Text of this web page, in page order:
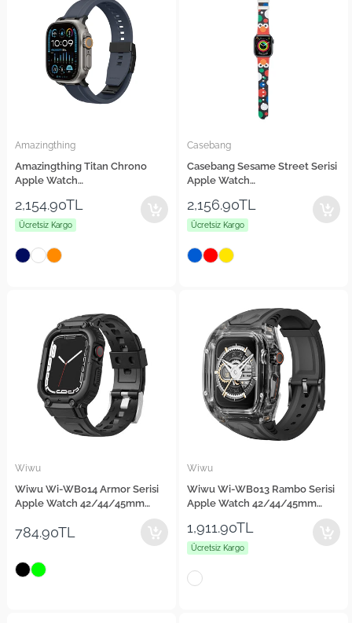
Amazingthing
Amazingthing Titan Chrono
Apple Watch
42/44/45/46/49mm Silikon
Kordon
2,154.90TL
Ücretsiz Kargo
Casebang
Casebang Sesame Street Serisi
Apple Watch
42/44/45/46/49mm Deri Saat
Kordon
2,156.90TL
Ücretsiz Kargo
Wiwu
Wiwu Wi-WB014 Armor Serisi
Apple Watch 42/44/45mm
Koruyuculu Silikon Kordon
784.90TL
Wiwu
Wiwu Wi-WB013 Rambo Serisi
Apple Watch 42/44/45mm
Koruyuculu Kauçuk Kordon
1,911.90TL
Ücretsiz Kargo